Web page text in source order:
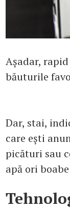
Așadar,
băuturile
Dar, stai,
care ești
picături sau
apă ori